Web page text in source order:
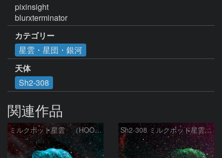
pixinsight
blurxterminator
カテゴリー
星雲・星団・銀河
天体
Sh2-308
関連作品
ミルクポット星雲 （HOO合成） Sh2-308 ミルクポッド星雲 2026-3-10